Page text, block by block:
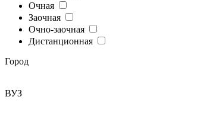
Очная
Заочная
Очно-заочная
Дистанционная
Город
ВУЗ